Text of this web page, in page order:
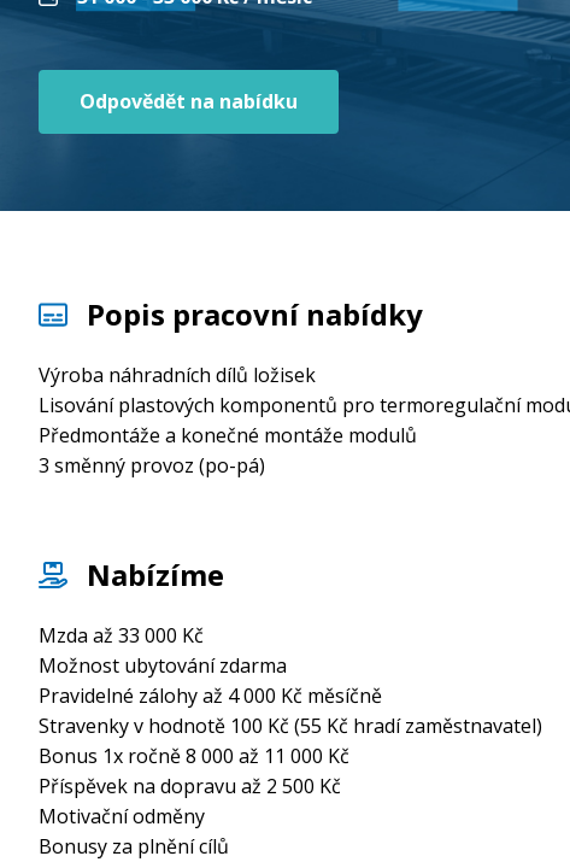
Odpovědět na nabídku
Popis pracovní nabídky
Výroba náhradních dílů ložisek
Lisování plastových komponentů pro termoregulační
Předmontáže a konečné montáže modulů
3 směnný provoz (po-pá)
Nabízíme
Mzda až 33 000 Kč
Možnost ubytování zdarma
Pravidelné zálohy až 4 000 Kč měsíčně
Stravenky v hodnotě 100 Kč (55 Kč hradí zaměstnavatel)
Bonus 1x ročně 8 000 až 11 000 Kč
Příspěvek na dopravu až 2 500 Kč
Motivační odměny
Bonusy za plnění cílů